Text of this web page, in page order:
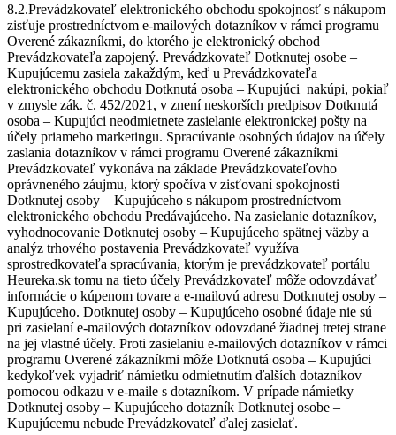
8.2.Prevádzkovateľ elektronického obchodu spokojnosť s nákupom
zisťuje prostredníctvom e-mailových dotazníkov v rámci programu
Overené zákazníkmi, do ktorého je elektronický obchod
Prevádzkovateľa zapojený. Prevádzkovateľ Dotknutej osobe –
Kupujúcemu zasiela zakaždým, keď u Prevádzkovateľa
elektronického obchodu Dotknutá osoba – Kupujúci nakúpi, pokiaľ
v zmysle zák. č. 452/2021, v znení neskorších predpisov Dotknutá
osoba – Kupujúci neodmietnete zasielanie elektronickej pošty na
účely priameho marketingu. Spracúvanie osobných údajov na účely
zaslania dotazníkov v rámci programu Overené zákazníkmi
Prevádzkovateľ vykonáva na základe Prevádzkovateľovho
oprávneného záujmu, ktorý spočíva v zisťovaní spokojnosti
Dotknutej osoby – Kupujúceho s nákupom prostredníctvom
elektronického obchodu Predávajúceho. Na zasielanie dotazníkov,
vyhodnocovanie Dotknutej osoby – Kupujúceho spätnej väzby a
analýz trhového postavenia Prevádzkovateľ využíva
sprostredkovateľa spracúvania, ktorým je prevádzkovateľ portálu
Heureka.sk tomu na tieto účely Prevádzkovateľ môže odovzdávať
informácie o kúpenom tovare a e-mailovú adresu Dotknutej osoby –
Kupujúceho. Dotknutej osoby – Kupujúceho osobné údaje nie sú
pri zasielaní e-mailových dotazníkov odovzdané žiadnej tretej strane
na jej vlastné účely. Proti zasielaniu e-mailových dotazníkov v rámci
programu Overené zákazníkmi môže Dotknutá osoba – Kupujúci
kedykoľvek vyjadriť námietku odmietnutím ďalších dotazníkov
pomocou odkazu v e-maile s dotazníkom. V prípade námietky
Dotknutej osoby – Kupujúceho dotazník Dotknutej osobe –
Kupujúcemu nebude Prevádzkovateľ ďalej zasielať.